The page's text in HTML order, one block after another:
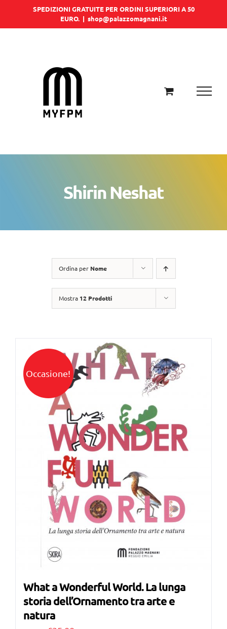
SPEDIZIONI GRATUITE PER ORDINI SUPERIORI A 50
EURO. | shop@palazzomagnani.it
Shirin Neshat
Ordina per Nome
Mostra 12 Prodotti
Occasione!
What a Wonderful World. La lunga
storia dell’Ornamento tra arte e
natura